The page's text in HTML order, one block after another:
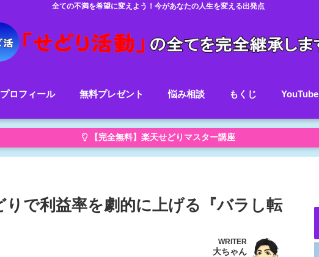
全ての不満を希望に変えよう！今があなたの人生を変える出発点
プロフィール 無料プレゼント 悩み相談 もくじ YouTube
【完全無料】楽天せどりマスター講座
で利益率を劇的に上げる『バラし転
WRITER
大ちゃん